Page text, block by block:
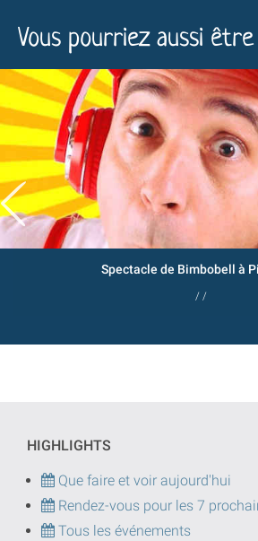
Vous pourriez aussi
Spectacle de Bimbobell à
/ /
HIGHLIGHTS
Que faire et voir aujourd'hui
Rendez-vous pour les 7
Tous les événements